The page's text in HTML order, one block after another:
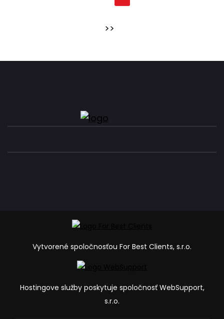
>>
Vytvorené spoločnosťou For Best Clients, s.r.o.
Hostingove služby poskytuje spoločnosť WebSupport,
s.r.o.